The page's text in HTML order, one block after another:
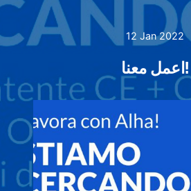
12 Jan 2022
اعمل معنا!